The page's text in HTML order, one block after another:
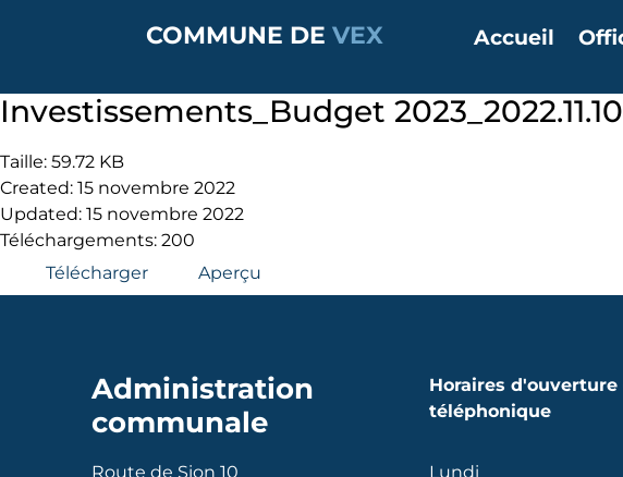
COMMUNE DEVEX Accueil
Investissements_Budget 2023_2022.11.10
Taille: 59.72 KB
Created: 15 novembre 2022
Updated: 15 novembre 2022
Téléchargements: 200
Télécharger
Aperçu
Administration
communale
Route de Sion 10
Horaires
téléphonique
Lundi